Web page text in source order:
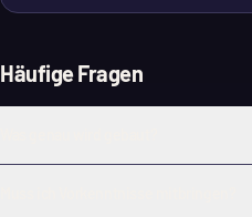
Häufige Fragen